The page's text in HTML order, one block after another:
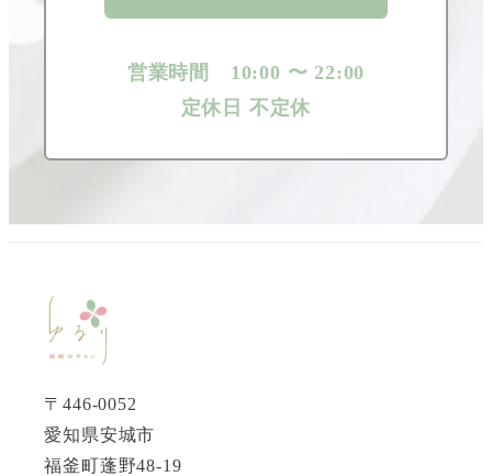
営業時間 10:00 〜 22:00
定休日 不定休
〒446-0052
愛知県安城市
福釜町蓬野48-19